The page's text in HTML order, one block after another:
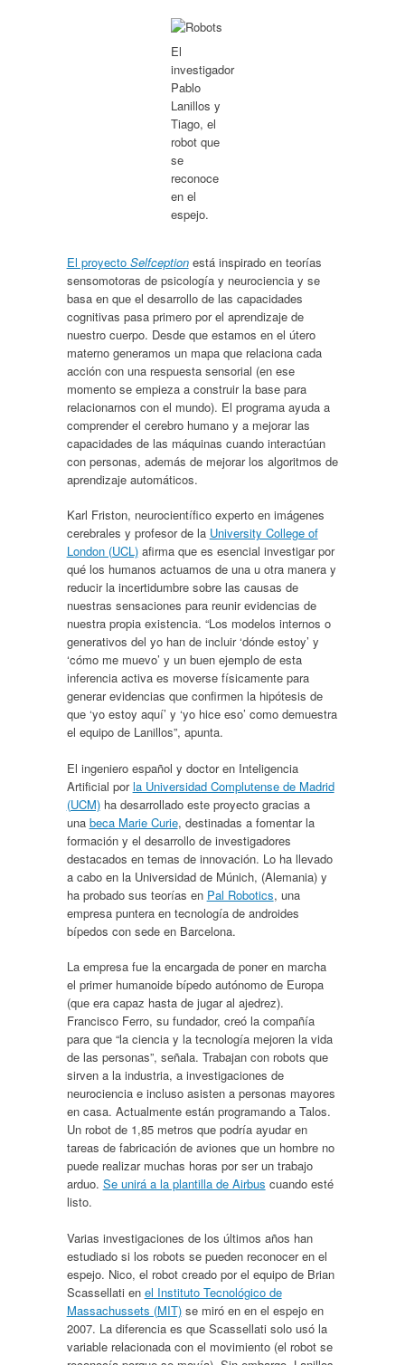
El
investigador
Pablo
Lanillos y
Tiago, el
robot que
se
reconoce
en el
espejo.
El proyecto Selfceptionestá inspirado en teorías
sensomotoras de psicología y neurociencia y se
basa en que el desarrollo de las capacidades
cognitivas pasa primero por el aprendizaje de
nuestro cuerpo. Desde que estamos en el útero
materno generamos un mapa que relaciona cada
acción con una respuesta sensorial (en ese
momento se empieza a construir la base para
relacionarnos con el mundo). El programa ayuda a
comprender el cerebro humano y a mejorar las
capacidades de las máquinas cuando interactúan
con personas, además de mejorar los algoritmos de
aprendizaje automáticos.
Karl Friston, neurocientífico experto en imágenes
cerebrales y profesor de la University College of
London (UCL)afirma que es esencial investigar por
qué los humanos actuamos de una u otra manera y
reducir la incertidumbre sobre las causas de
nuestras sensaciones para reunir evidencias de
nuestra propia existencia. “Los modelos internos o
generativos del yo han de incluir ‘dónde estoy’ y
‘cómo me muevo’ y un buen ejemplo de esta
inferencia activa es moverse físicamente para
generar evidencias que confirmen la hipótesis de
que ‘yo estoy aquí’ y ‘yo hice eso’ como demuestra
el equipo de Lanillos”, apunta.
El ingeniero español y doctor en Inteligencia
Artificial porla Universidad Complutense de Madrid
(UCM)ha desarrollado este proyecto gracias a
una beca Marie Curie, destinadas a fomentar la
formación y el desarrollo de investigadores
destacados en temas de innovación. Lo ha llevado
a cabo en la Universidad de Múnich, (Alemania) y
ha probado sus teorías en Pal Robotics, una
empresa puntera en tecnología de androides
bípedos con sede en Barcelona.
La empresa fue la encargada de poner en marcha
el primer humanoide bípedo autónomo de Europa
(que era capaz hasta de jugar al ajedrez).
Francisco Ferro, su fundador, creó la compañía
para que “la ciencia y la tecnología mejoren la vida
de las personas”, señala. Trabajan con robots que
sirven a la industria, a investigaciones de
neurociencia e incluso asisten a personas mayores
en casa. Actualmente están programando a Talos.
Un robot de 1,85 metros que podría ayudar en
tareas de fabricación de aviones que un hombre no
puede realizar muchas horas por ser un trabajo
arduo. Se unirá a la plantilla de Airbus cuando esté
listo.
Varias investigaciones de los últimos años han
estudiado si los robots se pueden reconocer en el
espejo. Nico, el robot creado por el equipo de Brian
Scassellati en el Instituto Tecnológico de
Massachussets (MIT)se miró en en el espejo en
2007. La diferencia es que Scassellati solo usó la
variable relacionada con el movimiento (el robot se